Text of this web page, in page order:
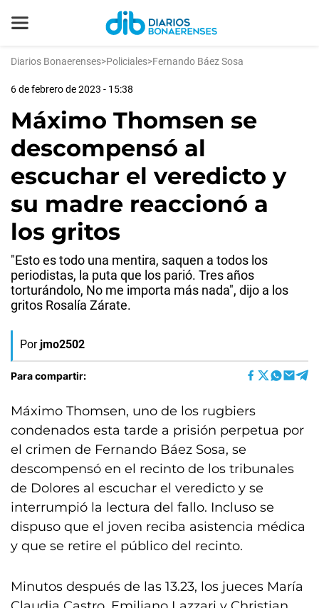
Diarios Bonaerenses>Policiales>Fernando Báez Sosa
6 de febrero de 2023 - 15:38
Máximo Thomsen se
descompensó al
escuchar el veredicto y
su madre reaccionó a
los gritos
"Esto es todo una mentira, saquen a todos los
periodistas, la puta que los parió. Tres años
torturándolo, No me importa más nada", dijo a los
gritos Rosalía Zárate.
Por jmo2502
Para compartir:
Máximo Thomsen, uno de los rugbiers
condenados esta tarde a prisión perpetua por
el crimen de Fernando Báez Sosa, se
descompensó en el recinto de los tribunales
de Dolores al escuchar el veredicto y se
interrumpió la lectura del fallo. Incluso se
dispuso que el joven reciba asistencia médica
y que se retire el público del recinto.
Minutos después de las 13.23, los jueces María